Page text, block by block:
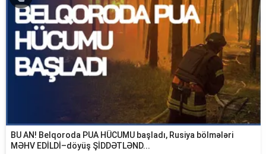
BU AN! Belqoroda PUA HÜCUMU başladı, Rusiya bölmələri
MƏHV EDİLDİ–döyüş ŞİDDƏTLƏND...